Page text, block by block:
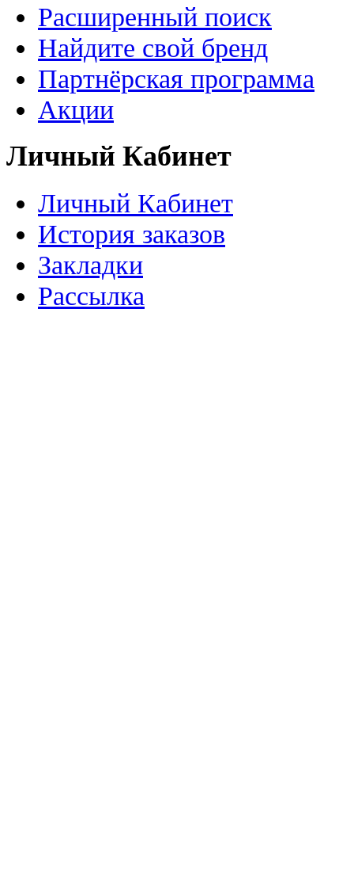
Расширенный поиск
Найдите свой бренд
Партнёрская программа
Акции
Личный Кабинет
Личный Кабинет
История заказов
Закладки
Рассылка